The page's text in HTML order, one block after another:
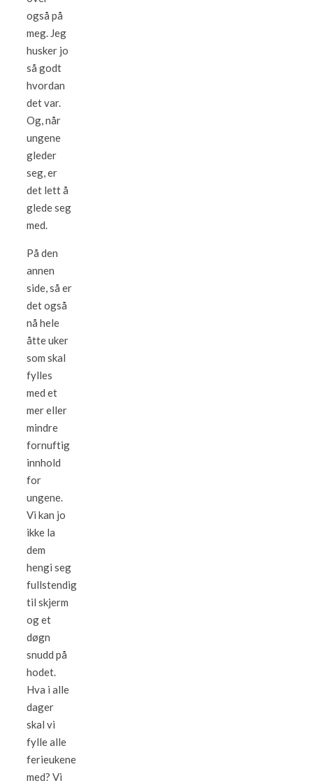
også på
meg. Jeg
husker jo
så godt
hvordan
det var.
Og, når
ungene
gleder
seg, er
det lett å
glede seg
med.
På den
annen
side, så er
det også
nå hele
åtte uker
som skal
fylles
med et
mer eller
mindre
fornuftig
innhold
for
ungene.
Vi kan jo
ikke la
dem
hengi seg
fullstendig
til skjerm
og et
døgn
snudd på
hodet.
Hva i alle
dager
skal vi
fylle alle
ferieukene
med? Vi